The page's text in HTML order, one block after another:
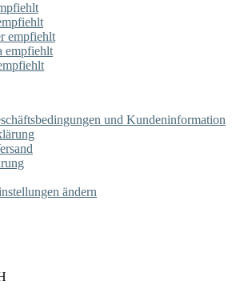
empfiehlt
empfiehlt
und Kundeninformation
ändern